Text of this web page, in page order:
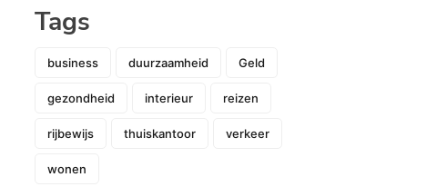
Tags
business duurzaamheid Geld
gezondheid interieur reizen
rijbewijs thuiskantoor verkeer
wonen